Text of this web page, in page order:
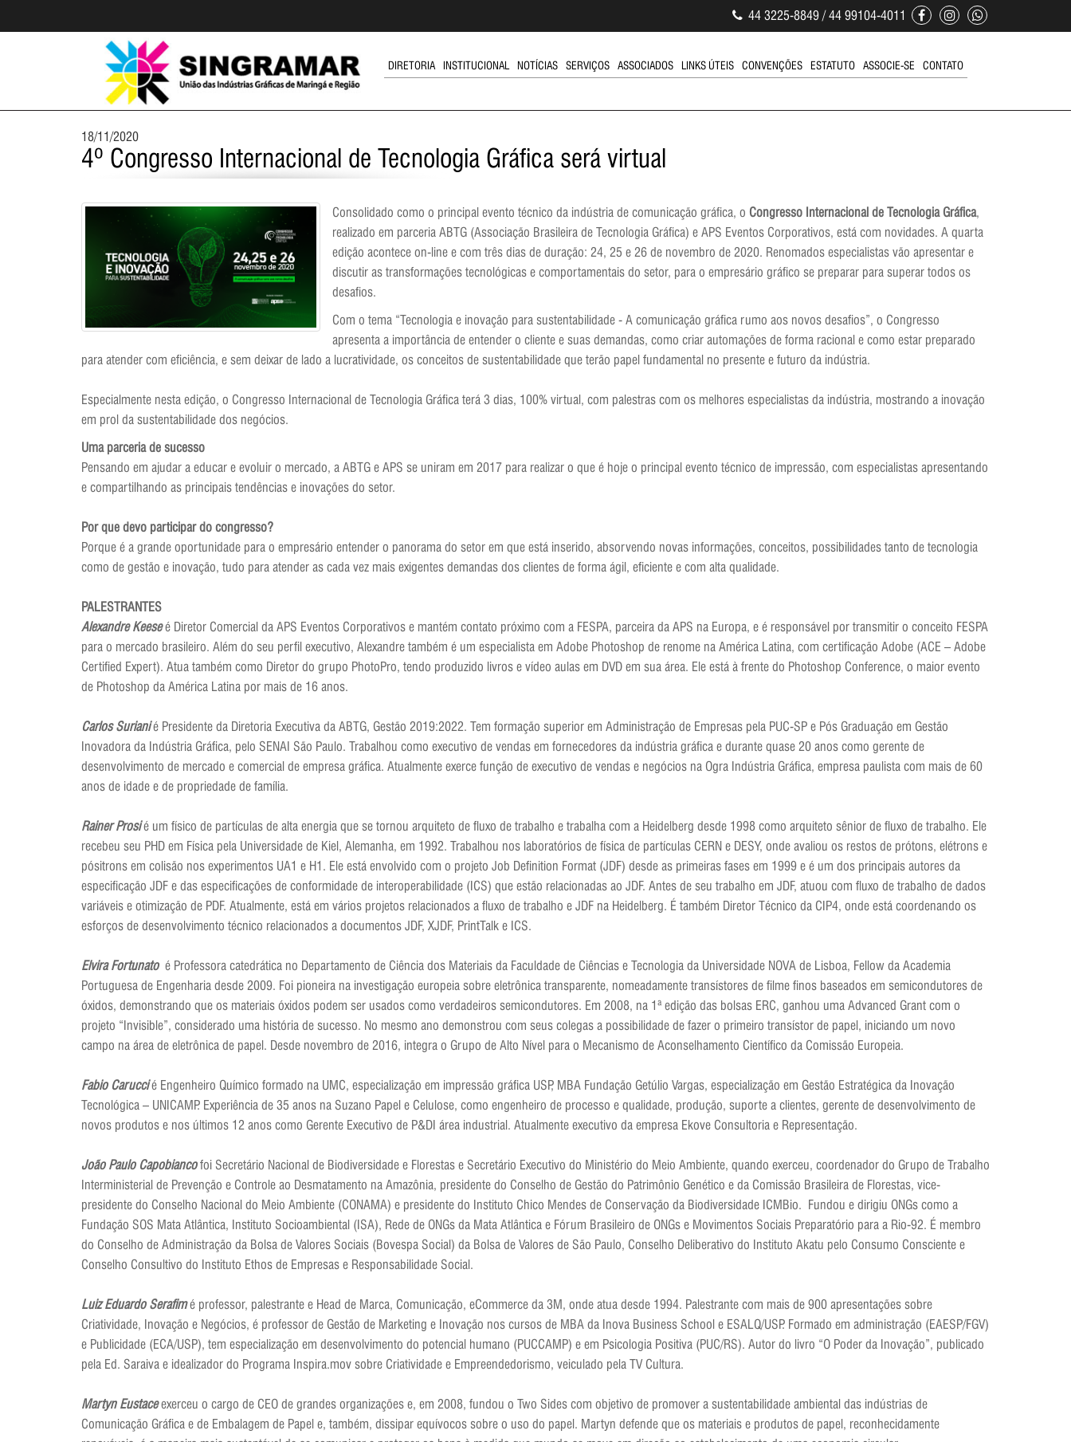
44 3225-8849 / 44 99104-4011
DIRETORIA INSTITUCIONAL NOTÍCIAS SERVIÇOS ASSOCIADOS LINKS ÚTEIS CONVENÇÕES ESTATUTO ASSOCIE-SE CONTATO
18/11/2020
4º Congresso Internacional de Tecnologia Gráfica será virtual
Consolidado como o principal evento técnico da indústria de comunicação gráfica, o Congresso Internacional de Tecnologia Gráfica,
realizado em parceria ABTG (Associação Brasileira de Tecnologia Gráfica) e APS Eventos Corporativos, está com novidades. A quarta
edição acontece on-line e com três dias de duração: 24, 25 e 26 de novembro de 2020. Renomados especialistas vão apresentar e
discutir as transformações tecnológicas e comportamentais do setor, para o empresário gráfico se preparar para superar todos os
desafios.
Com o tema “Tecnologia e inovação para sustentabilidade - A comunicação gráfica rumo aos novos desafios”, o Congresso
apresenta a importância de entender o cliente e suas demandas, como criar automações de forma racional e como estar preparado
para atender com eficiência, e sem deixar de lado a lucratividade, os conceitos de sustentabilidade que terão papel fundamental no presente e futuro da indústria.
Especialmente nesta edição, o Congresso Internacional de Tecnologia Gráfica terá 3 dias, 100% virtual, com palestras com os melhores especialistas da indústria, mostrando a inovação
em prol da sustentabilidade dos negócios.
Uma parceria de sucesso
Pensando em ajudar a educar e evoluir o mercado, a ABTG e APS se uniram em 2017 para realizar o que é hoje o principal evento técnico de impressão, com especialistas apresentando
e compartilhando as principais tendências e inovações do setor.
Por que devo participar do congresso?
Porque é a grande oportunidade para o empresário entender o panorama do setor em que está inserido, absorvendo novas informações, conceitos, possibilidades tanto de tecnologia
como de gestão e inovação, tudo para atender as cada vez mais exigentes demandas dos clientes de forma ágil, eficiente e com alta qualidade.
PALESTRANTES
Alexandre Keeseé Diretor Comercial da APS Eventos Corporativos e mantém contato próximo com a FESPA, parceira da APS na Europa, e é responsável por transmitir o conceito FESPA
para o mercado brasileiro. Além do seu perfil executivo, Alexandre também é um especialista em Adobe Photoshop de renome na América Latina, com certificação Adobe (ACE – Adobe
Certified Expert). Atua também como Diretor do grupo PhotoPro, tendo produzido livros e vídeo aulas em DVD em sua área. Ele está à frente do Photoshop Conference, o maior evento
de Photoshop da América Latina por mais de 16 anos.
Carlos Surianié Presidente da Diretoria Executiva da ABTG, Gestão 2019:2022. Tem formação superior em Administração de Empresas pela PUC-SP e Pós Graduação em Gestão
Inovadora da Indústria Gráfica, pelo SENAI São Paulo. Trabalhou como executivo de vendas em fornecedores da indústria gráfica e durante quase 20 anos como gerente de
desenvolvimento de mercado e comercial de empresa gráfica. Atualmente exerce função de executivo de vendas e negócios na Ogra Indústria Gráfica, empresa paulista com mais de 60
anos de idade e de propriedade de família.
Rainer Prosié um físico de partículas de alta energia que se tornou arquiteto de fluxo de trabalho e trabalha com a Heidelberg desde 1998 como arquiteto sênior de fluxo de trabalho. Ele
recebeu seu PHD em Física pela Universidade de Kiel, Alemanha, em 1992. Trabalhou nos laboratórios de física de partículas CERN e DESY, onde avaliou os restos de prótons, elétrons e
pósitrons em colisão nos experimentos UA1 e H1. Ele está envolvido com o projeto Job Definition Format (JDF) desde as primeiras fases em 1999 e é um dos principais autores da
especificação JDF e das especificações de conformidade de interoperabilidade (ICS) que estão relacionadas ao JDF. Antes de seu trabalho em JDF, atuou com fluxo de trabalho de dados
variáveis e otimização de PDF. Atualmente, está em vários projetos relacionados a fluxo de trabalho e JDF na Heidelberg. É também Diretor Técnico da CIP4, onde está coordenando os
esforços de desenvolvimento técnico relacionados a documentos JDF, XJDF, PrintTalk e ICS.
Elvira Fortunato é Professora catedrática no Departamento de Ciência dos Materiais da Faculdade de Ciências e Tecnologia da Universidade NOVA de Lisboa, Fellow da Academia
Portuguesa de Engenharia desde 2009. Foi pioneira na investigação europeia sobre eletrônica transparente, nomeadamente transístores de filme finos baseados em semicondutores de
óxidos, demonstrando que os materiais óxidos podem ser usados como verdadeiros semicondutores. Em 2008, na 1ª edição das bolsas ERC, ganhou uma Advanced Grant com o
projeto “Invisible”, considerado uma história de sucesso. No mesmo ano demonstrou com seus colegas a possibilidade de fazer o primeiro transístor de papel, iniciando um novo
campo na área de eletrônica de papel. Desde novembro de 2016, integra o Grupo de Alto Nível para o Mecanismo de Aconselhamento Científico da Comissão Europeia.
Fabio Caruccié Engenheiro Químico formado na UMC, especialização em impressão gráfica USP, MBA Fundação Getúlio Vargas, especialização em Gestão Estratégica da Inovação
Tecnológica – UNICAMP. Experiência de 35 anos na Suzano Papel e Celulose, como engenheiro de processo e qualidade, produção, suporte a clientes, gerente de desenvolvimento de
novos produtos e nos últimos 12 anos como Gerente Executivo de P&DI área industrial. Atualmente executivo da empresa Ekove Consultoria e Representação.
João Paulo Capobiancofoi Secretário Nacional de Biodiversidade e Florestas e Secretário Executivo do Ministério do Meio Ambiente, quando exerceu, coordenador do Grupo de Trabalho
Interministerial de Prevenção e Controle ao Desmatamento na Amazônia, presidente do Conselho de Gestão do Patrimônio Genético e da Comissão Brasileira de Florestas, vice-
presidente do Conselho Nacional do Meio Ambiente (CONAMA) e presidente do Instituto Chico Mendes de Conservação da Biodiversidade ICMBio. Fundou e dirigiu ONGs como a
Fundação SOS Mata Atlântica, Instituto Socioambiental (ISA), Rede de ONGs da Mata Atlântica e Fórum Brasileiro de ONGs e Movimentos Sociais Preparatório para a Rio-92. É membro
do Conselho de Administração da Bolsa de Valores Sociais (Bovespa Social) da Bolsa de Valores de São Paulo, Conselho Deliberativo do Instituto Akatu pelo Consumo Consciente e
Conselho Consultivo do Instituto Ethos de Empresas e Responsabilidade Social.
Luiz Eduardo Serafimé professor, palestrante e Head de Marca, Comunicação, eCommerce da 3M, onde atua desde 1994. Palestrante com mais de 900 apresentações sobre
Criatividade, Inovação e Negócios, é professor de Gestão de Marketing e Inovação nos cursos de MBA da Inova Business School e ESALQ/USP. Formado em administração (EAESP/FGV)
e Publicidade (ECA/USP), tem especialização em desenvolvimento do potencial humano (PUCCAMP) e em Psicologia Positiva (PUC/RS). Autor do livro “O Poder da Inovação”, publicado
pela Ed. Saraiva e idealizador do Programa Inspira.mov sobre Criatividade e Empreendedorismo, veiculado pela TV Cultura.
Martyn Eustaceexerceu o cargo de CEO de grandes organizações e, em 2008, fundou o Two Sides com objetivo de promover a sustentabilidade ambiental das indústrias de
Comunicação Gráfica e de Embalagem de Papel e, também, dissipar equívocos sobre o uso do papel. Martyn defende que os materiais e produtos de papel, reconhecidamente